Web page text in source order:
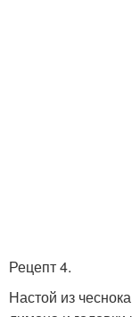
Рецепт 4.
Настой из